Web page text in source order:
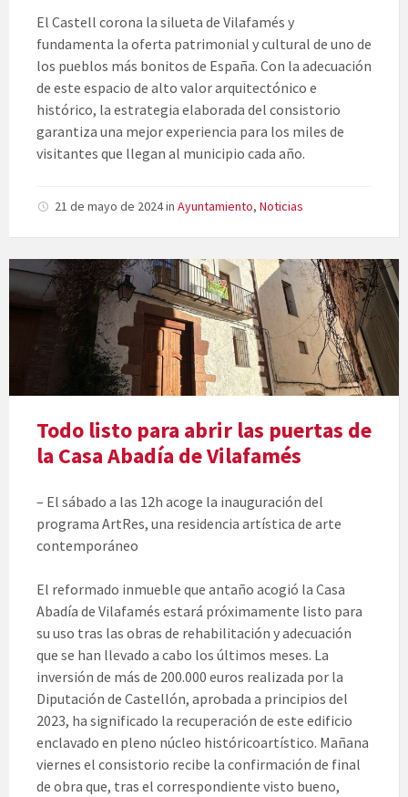
El Castell corona la silueta de Vilafamés y
fundamenta la oferta patrimonial y cultural de uno de
los pueblos más bonitos de España. Con la adecuación
de este espacio de alto valor arquitectónico e
histórico, la estrategia elaborada del consistorio
garantiza una mejor experiencia para los miles de
visitantes que llegan al municipio cada año.
21 de mayo de 2024in Ayuntamiento, Noticias
Todo listo para abrir las puertas de
la Casa Abadía de Vilafamés
– El sábado a las 12h acoge la inauguración del
programa ArtRes, una residencia artística de arte
contemporáneo
El reformado inmueble que antaño acogió la Casa
Abadía de Vilafamés estará próximamente listo para
su uso tras las obras de rehabilitación y adecuación
que se han llevado a cabo los últimos meses. La
inversión de más de 200.000 euros realizada por la
Diputación de Castellón, aprobada a principios del
2023, ha significado la recuperación de este edificio
enclavado en pleno núcleo históricoartístico. Mañana
viernes el consistorio recibe la confirmación de final
de obra que, tras el correspondiente visto bueno,